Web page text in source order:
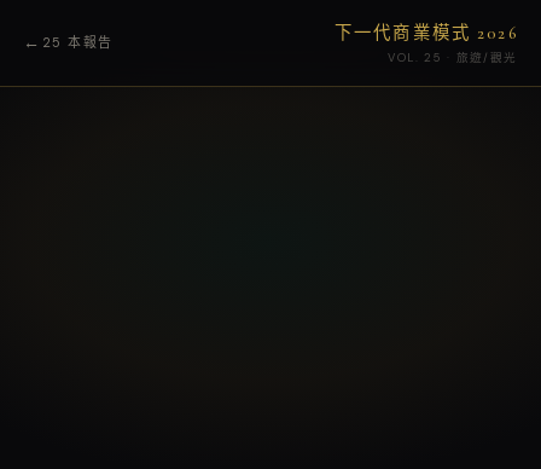
← 25 本報告 下一代商業模式 2026
VOL. 25 · 旅遊/觀光